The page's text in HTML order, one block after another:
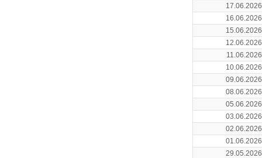
17.06.2026
16.06.2026
15.06.2026
12.06.2026
11.06.2026
10.06.2026
09.06.2026
08.06.2026
05.06.2026
03.06.2026
02.06.2026
01.06.2026
29.05.2026